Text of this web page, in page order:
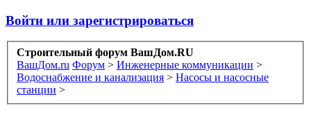
Войти или зарегистрироваться
Строительный форум ВашДом.RU
ВашДом.ru Форум > Инженерные коммуникации >
Водоснабжение и канализация > Насосы и насосные
станции >